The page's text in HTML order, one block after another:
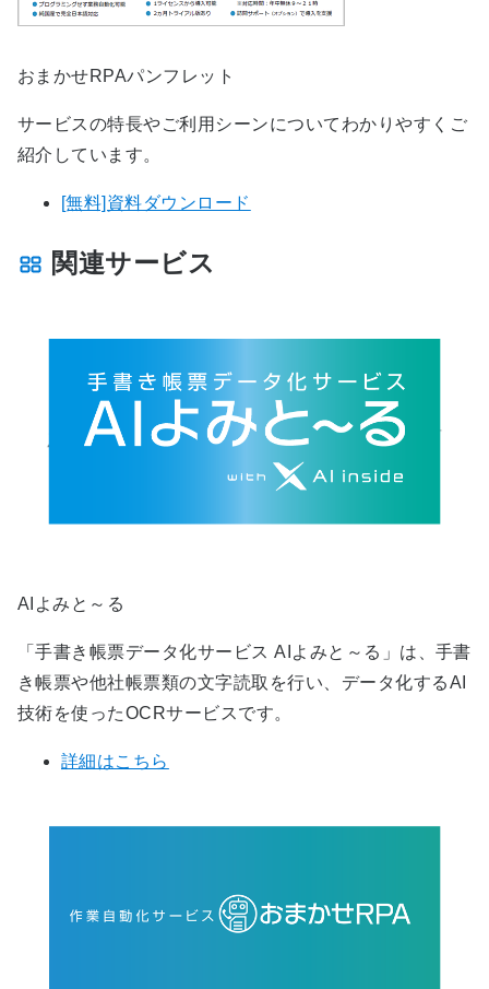
おまかせRPAパンフレット
サービスの特長やご利用シーンについてわかりやすくご
紹介しています。
[無料]資料ダウンロード
関連サービス
AIよみと～る
「手書き帳票データ化サービス AIよみと～る」は、手書
き帳票や他社帳票類の文字読取を行い、データ化するAI
技術を使ったOCRサービスです。
詳細はこちら